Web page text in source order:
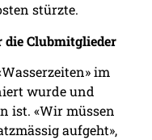
stürzte.
Clubmitglieder
im
wurde und
ist. «Wir müssen
aufgeht»,